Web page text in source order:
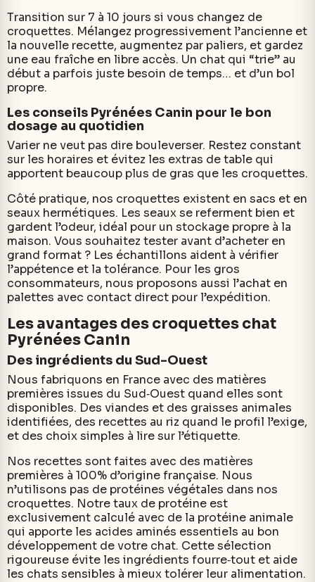
Transition sur 7 à 10 jours si vous changez de
croquettes. Mélangez progressivement l’ancienne et
la nouvelle recette, augmentez par paliers, et gardez
une eau fraîche en libre accès. Un chat qui “trie” au
début a parfois juste besoin de temps… et d’un bol
propre.
Les conseils Pyrénées Canin pour le bon
dosage au quotidien
Varier ne veut pas dire bouleverser. Restez constant
sur les horaires et évitez les extras de table qui
apportent beaucoup plus de gras que les croquettes.
Côté pratique, nos croquettes existent en sacs et en
seaux hermétiques. Les seaux se referment bien et
gardent l’odeur, idéal pour un stockage propre à la
maison. Vous souhaitez tester avant d’acheter en
grand format ? Les échantillons aident à vérifier
l’appétence et la tolérance. Pour les gros
consommateurs, nous proposons aussi l’achat en
palettes avec contact direct pour l’expédition.
Les avantages des croquettes chat
Pyrénées Canin
Des ingrédients du Sud-Ouest
Nous fabriquons en France avec des matières
premières issues du Sud‑Ouest quand elles sont
disponibles. Des viandes et des graisses animales
identifiées, des recettes au riz quand le profil l’exige,
et des choix simples à lire sur l’étiquette.
Nos recettes sont faites avec des matières
premières à 100% d’origine française. Nous
n’utilisons pas de protéines végétales dans nos
croquettes. Notre taux de protéine est
exclusivement calculé avec de la protéine animale
qui apporte les acides aminés essentiels au bon
développement de votre chat. Cette sélection
rigoureuse évite les ingrédients fourre‑tout et aide
les chats sensibles à mieux tolérer leur alimentation.